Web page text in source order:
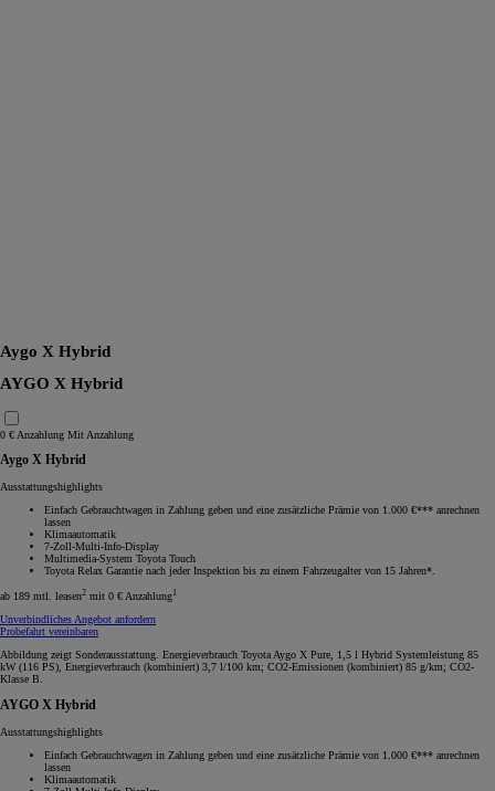
Aygo X Hybrid
AYGO X Hybrid
0 € Anzahlung Mit Anzahlung
Aygo X Hybrid
Ausstattungshighlights
Einfach Gebrauchtwagen in Zahlung geben und eine zusätzliche Prämie von 1.000 €*** anrechnen
lassen
Klimaautomatik
7-Zoll-Multi-Info-Display
Multimedia-System Toyota Touch
Toyota Relax Garantie nach jeder Inspektion bis zu einem Fahrzeugalter von 15 Jahren*.
ab 189 mtl. leasen2 mit 0 € Anzahlung1
Unverbindliches Angebot anfordern
Probefahrt vereinbaren
Abbildung zeigt Sonderausstattung. Energieverbrauch Toyota Aygo X Pure, 1,5 l Hybrid Systemleistung 85
kW (116 PS), Energieverbrauch (kombiniert) 3,7 l/100 km; CO2-Emissionen (kombiniert) 85 g/km; CO2-
Klasse B.
AYGO X Hybrid
Ausstattungshighlights
Einfach Gebrauchtwagen in Zahlung geben und eine zusätzliche Prämie von 1.000 €*** anrechnen
lassen
Klimaautomatik